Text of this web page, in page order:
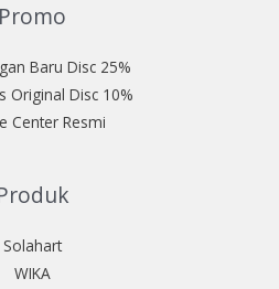
Promo
Baru Disc 25%
Original Disc 10%
Center Resmi
Solahart
WIKA